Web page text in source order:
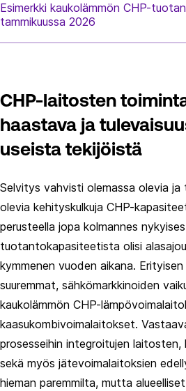
Esimerkki kaukolämmön CHP-
tammikuussa 2026
CHP-laitosten
haastava ja
useista tekijöistä
Selvitys vahvisti olemassa olevia
olevia kehityskulkuja CHP-
perusteella jopa kolmannes
tuotantokapasiteetista olisi
kymmenen vuoden aikana.
suuremmat, sähkömarkkinoiden
kaukolämmön CHP-
kaasukombivoimalaitokset.
prosesseihin integroitujen
sekä myös jätevoimalaitoksien
hieman paremmilta, mutta